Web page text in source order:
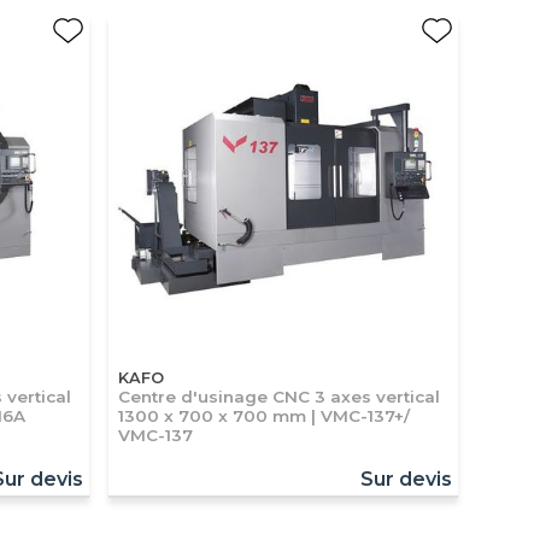
vertical
devis
KAFO
Centre d'usinage CNC 3 axes vertical
1300 x 700 x 700 mm | VMC-137+/
VMC-137
Sur devis